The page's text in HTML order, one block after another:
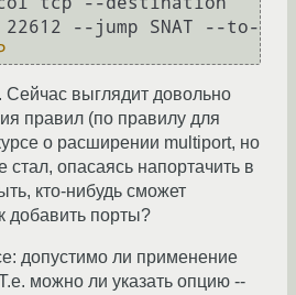
--jump SNAT --to-
выглядит довольно
правил (по правилу для
о расширении multiport, но
стал, опасаясь напортачить в
кто-нибудь сможет
добавить порты?
допустимо ли применение
можно ли указать опцию --